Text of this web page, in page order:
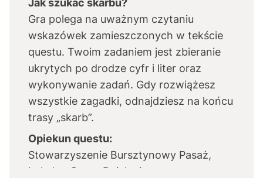
Jak szukać skarbu?
Gra polega na uważnym czytaniu
wskazówek zamieszczonych w tekście
questu. Twoim zadaniem jest zbieranie
ukrytych po drodze cyfr i liter oraz
wykonywanie zadań. Gdy rozwiążesz
wszystkie zagadki, odnajdziesz na końcu
trasy „skarb”.
Opiekun questu:
Stowarzyszenie Bursztynowy Pasaż,
Lokalna Grupa Działania,